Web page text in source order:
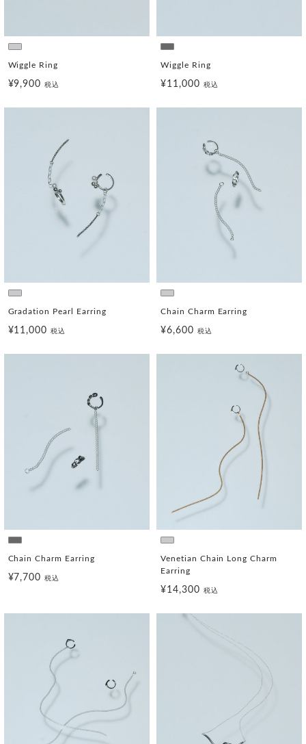
Wiggle Ring
¥9,900税込
Wiggle Ring
¥11,000 税込
Gradation Pearl Earring
¥11,000税込
Chain Charm Earring
¥6,600 税込
Chain Charm Earring
¥7,700税込
Venetian Chain Long Charm
Earring
¥14,300 税込